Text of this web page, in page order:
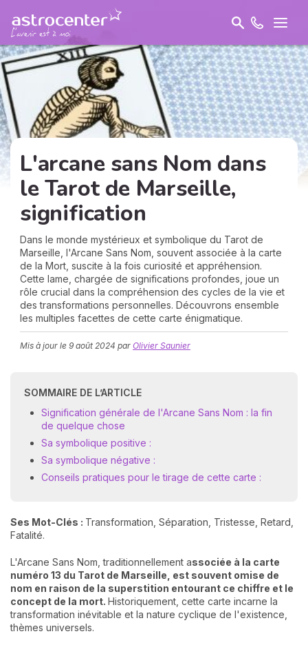
L'arcane sans Nom dans
le Tarot de Marseille,
signification
Dans le monde mystérieux et symbolique du Tarot de
Marseille, l'Arcane Sans Nom, souvent associée à la carte
de la Mort, suscite à la fois curiosité et appréhension.
Cette lame, chargée de significations profondes, joue un
rôle crucial dans la compréhension des cycles de la vie et
des transformations personnelles. Découvrons ensemble
les multiples facettes de cette carte énigmatique.
Mis à jour le 9 août 2024 par Olivier Saunier
SOMMAIRE DE L’ARTICLE
Signification générale de l'Arcane Sans Nom : la fin
de quelque chose
Sa symbolique positive :
Sa symbolique négative :
Conseils pratiques pour le tirage de cette carte :
Ses Mot-Clés : Transformation, Séparation, Tristesse, Retard,
Fatalité.
L'Arcane Sans Nom, traditionnellement associée à la carte
numéro 13 du Tarot de Marseille, est souvent omise de
nom en raison de la superstition entourant ce chiffre et le
concept de la mort. Historiquement, cette carte incarne la
transformation inévitable et la nature cyclique de l'existence,
thèmes universels.